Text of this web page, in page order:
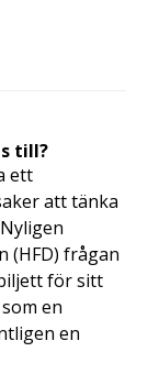
till?
ett
att tänka
(HFD) frågan
för sitt
en
en